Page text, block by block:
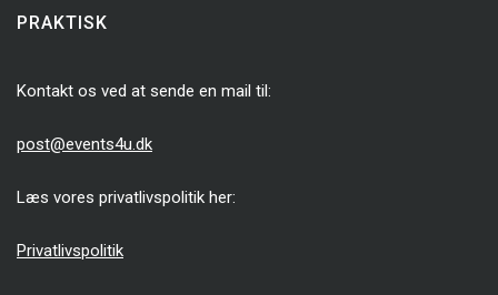
PRAKTISK
Kontakt os ved at sende en mail til:
post@events4u.dk
Læs vores privatlivspolitik her:
Privatlivspolitik